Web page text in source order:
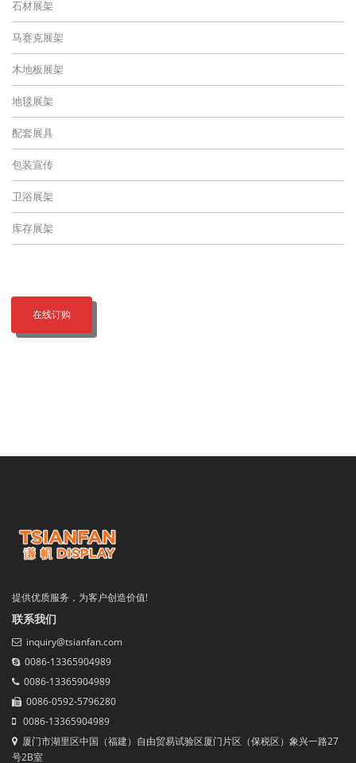
石材展架
马赛克展架
木地板展架
地毯展架
配套展具
包装宣传
卫浴展架
库存展架
在线订购
提供优质服务，为客户创造价值!
联系我们
inquiry@tsianfan.com
0086-13365904989
0086-13365904989
0086-0592-5796280
0086-13365904989
厦门市湖里区中国（福建）自由贸易试验区厦门片区（保税区）象兴一路27
号2B室